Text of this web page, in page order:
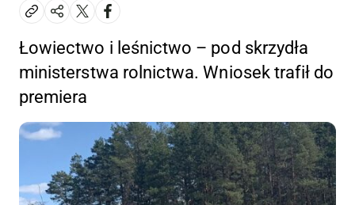
Łowiectwo i leśnictwo – pod skrzydła
ministerstwa rolnictwa. Wniosek trafił do
premiera